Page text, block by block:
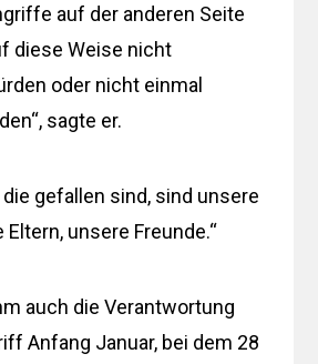
auf der anderen Seite
diese Weise nicht
oder nicht einmal
sagte er.
die gefallen sind, sind unsere
Eltern, unsere Freunde.“
auch die Verantwortung
Anfang Januar, bei dem 28